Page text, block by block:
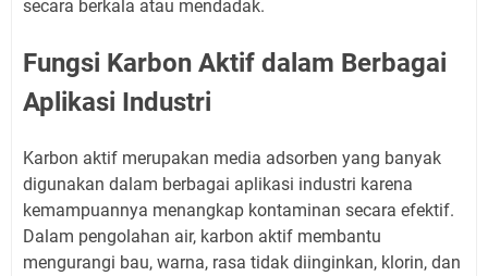
secara berkala atau mendadak.
Fungsi Karbon Aktif dalam Berbagai
Aplikasi Industri
Karbon aktif merupakan media adsorben yang banyak
digunakan dalam berbagai aplikasi industri karena
kemampuannya menangkap kontaminan secara efektif.
Dalam pengolahan air, karbon aktif membantu
mengurangi bau, warna, rasa tidak diinginkan, klorin, dan